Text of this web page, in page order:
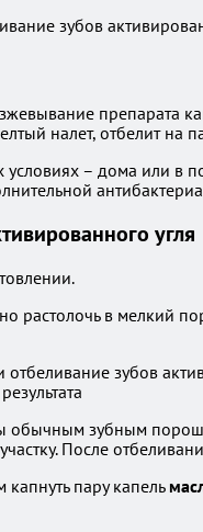
препарата
налет, отбелит на
– дома или в
угля
растолочь в
обычным зубным
После
пару капель